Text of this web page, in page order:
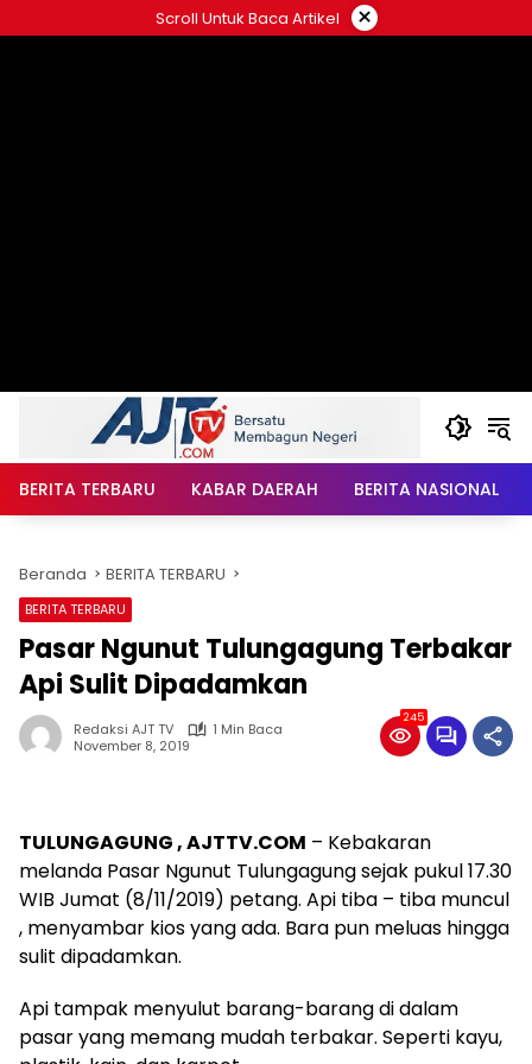
ke
Scroll Untuk Baca Artikel ×
BERITA TERBARU KABAR DAERAH BERITA NASIONAL
Beranda BERITA TERBARU
BERITA TERBARU
Pasar Ngunut Tulungagung Terbakar
Api Sulit Dipadamkan
Redaksi AJT TV
1 Min Baca
November 8, 2019
245
TULUNGAGUNG , AJTTV.COM – Kebakaran
melanda Pasar Ngunut Tulungagung sejak pukul 17.30
WIB Jumat (8/11/2019) petang. Api tiba – tiba muncul
, menyambar kios yang ada. Bara pun meluas hingga
sulit dipadamkan.
Api tampak menyulut barang-barang di dalam
pasar yang memang mudah terbakar. Seperti kayu,